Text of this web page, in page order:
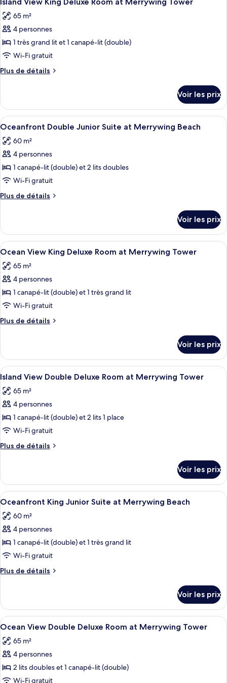
2
lits
doubles,
vue
établissement
Suite
Studio
2
lits
vue
toutes
les
photos
pour
ce
type
de
Island
View
King
Deluxe
Room
at
Merrywing
Tower
65 m²
4 personnes
1 très grand lit et 1 canapé-lit (double)
Wi-Fi gratuit
Plus de détails
Plus
le
type
de
Island
View
Deluxe
Room
Merrywing
Voir les prix
Afficher
toutes
les
photos
pour
ce
type
de
Oceanfront
Double
Junior
Suite
at
Merrywing
Beach
Une chambre d’hôtel spacieuse,
7
Oceanfront Double Junior Suite at Merrywing Beach
60 m²
4 personnes
1 canapé-lit (double) et 2 lits doubles
Wi-Fi gratuit
Plus de détails
Plus
le
type
de
Oceanfront
Double
Suite
at
Beach
Voir les prix
Afficher
toutes
les
photos
pour
ce
type
de
Ocean
View
King
Deluxe
Room
at
Merrywing
Tower
Une chambre d’hôtel dotée d’une
7
Ocean View King Deluxe Room at Merrywing Tower
65 m²
4 personnes
1 canapé-lit (double) et 1 très grand lit
Wi-Fi gratuit
Plus de détails
Plus
le
type
de
Ocean
View
Deluxe
Room
Merrywing
Voir les prix
Afficher
toutes
les
photos
pour
ce
type
de
Island
View
Double
Deluxe
Room
at
Merrywing
Tower
Une chambre d’hôtel moderne
7
Island View Double Deluxe Room at Merrywing Tower
65 m²
4 personnes
1 canapé-lit (double) et 2 lits 1 place
Wi-Fi gratuit
Plus de détails
Plus
le
type
de
Island
View
Deluxe
Room
Merrywing
Voir les prix
Afficher
toutes
les
photos
pour
ce
type
de
Oceanfront
King
Junior
Suite
at
Merrywing
Beach
Une chambre d’hôtel avec un lit, un
4
Oceanfront King Junior Suite at Merrywing Beach
60 m²
4 personnes
1 canapé-lit (double) et 1 très grand lit
Wi-Fi gratuit
Plus de détails
Plus
le
type
de
Oceanfront
King
Suite
at
Voir les prix
Afficher
toutes
les
photos
pour
ce
Une chambre d’hôtel dotée d’une
7
Ocean View Double Deluxe Room at Merrywing Tower
65 m²
4 personnes
2 lits doubles et 1 canapé-lit (double)
Wi-Fi gratuit